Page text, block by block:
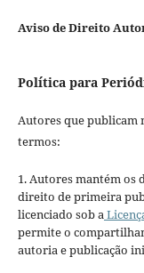
Aviso de Direito
Política para
Autores que publicam
termos:
1. Autores mantém os
direito de primeira
licenciado sob a
permite o
autoria e publicação